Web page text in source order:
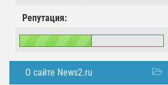
Репутация:
О сайте News2.ru